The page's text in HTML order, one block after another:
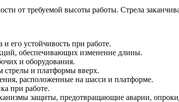
от требуемой высоты работы. Стрела
его устойчивость при работе.
обеспечивающих изменение длины.
и оборудования.
стрелы и платформы вверх.
расположенные на шасси и платформе.
при работе.
защиты, предотвращающие аварии,